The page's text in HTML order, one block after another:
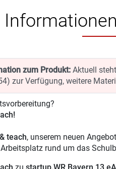
zum Produkt:Aktuell
zur Verfügung, weitere
teach, unserem neuen
rund um das